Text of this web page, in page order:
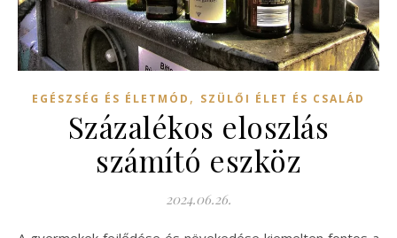
EGÉSZSÉG ÉS ÉLETMÓD , SZÜLŐI ÉLET ÉS CSALÁD
Százalékos eloszlás
számító eszköz
2024.06.26.